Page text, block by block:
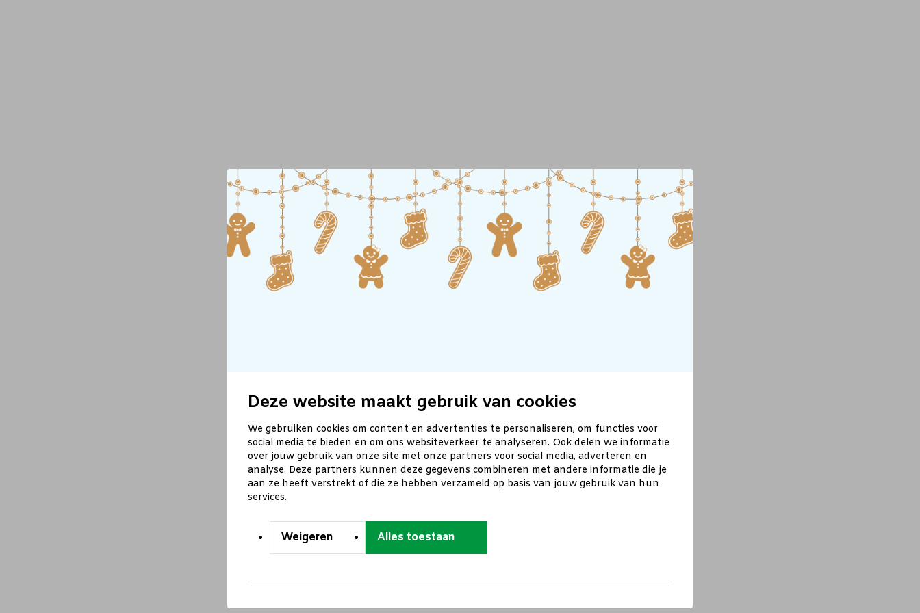
Deze website maakt gebruik van cookies
We gebruiken cookies om content en advertenties te personaliseren, om functies voor
social media te bieden en om ons websiteverkeer te analyseren. Ook delen we informatie
over jouw gebruik van onze site met onze partners voor social media, adverteren en
analyse. Deze partners kunnen deze gegevens combineren met andere informatie die je
aan ze heeft verstrekt of die ze hebben verzameld op basis van jouw gebruik van hun
services.
Weigeren Alles toestaan